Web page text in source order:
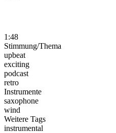
1:48
Stimmung/Thema
upbeat
exciting
podcast
retro
Instrumente
saxophone
wind
Weitere Tags
instrumental